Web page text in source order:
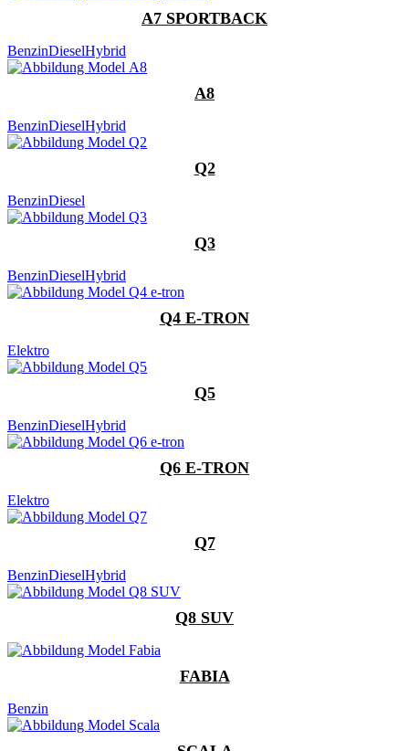
A7 SPORTBACK
BenzinDieselHybrid
A8
BenzinDieselHybrid
Q2
BenzinDiesel
Q3
BenzinDieselHybrid
Q4 E-TRON
Elektro
Q5
BenzinDieselHybrid
Q6 E-TRON
Elektro
Q7
BenzinDieselHybrid
Q8 SUV
FABIA
Benzin